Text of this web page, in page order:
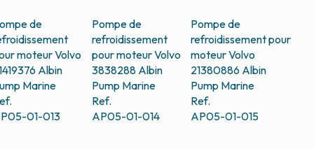
de
moteur Volvo
Albin
Marine
01-013
Pompe de
refroidissement
pour moteur Volvo
3838288 Albin
Pump Marine
Ref.
AP05-01-014
Pompe de
refroidissement pour
moteur Volvo
21380886 Albin
Pump Marine
Ref.
AP05-01-015